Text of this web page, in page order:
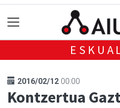
2016/02/12 00:00
Kontzertua